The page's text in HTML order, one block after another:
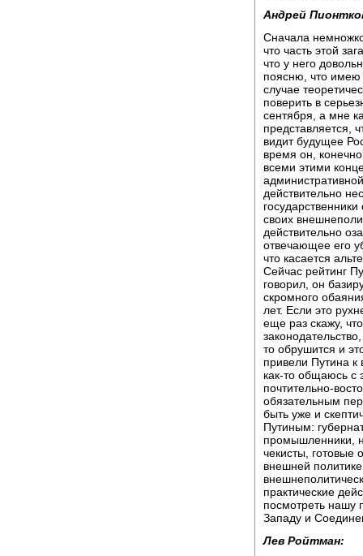
Андрей
Сначала
что часть этой
что у него
поясню, что имею
случае
поверить в
сентября, а мне
представляется,
видит будущее
время он,
всеми этими
действительно
своих
действительно
отвечающее его
что касается
Сейчас рейтинг
говорил, он
скромного
лет. Если это
еще раз скажу,
то обрушится и
привели Путина к
как-то общаюсь с
почтительно-
обязательным
быть уже и
Путиным:
промышленники,
чекисты, готовые
внешней
практические
посмотреть нашу
Западу и
Лев Ройтман: